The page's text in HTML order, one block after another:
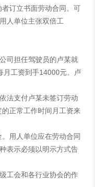
订立书面劳动合同。可
人单位主张双倍工
司担任驾驶员的卢某就
月工资到手14000元。卢
法支付卢某未签订劳动
正常工作时间月工资来
用人单位应在劳动合同
表示必须以明示方式告
工会和各行业协会的作